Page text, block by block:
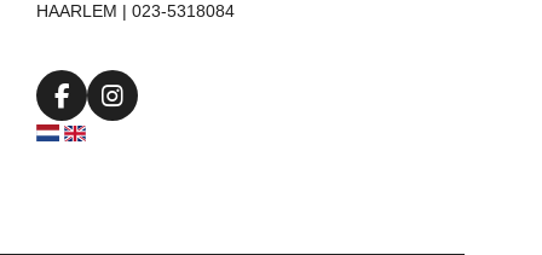
HAARLEM | 023-5318084
F
a
I